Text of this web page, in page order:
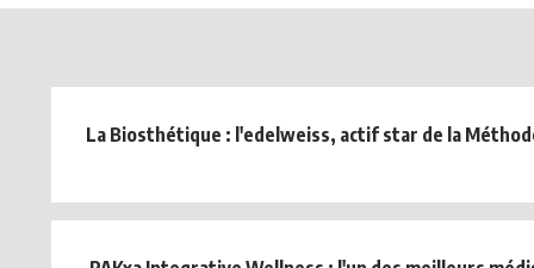
La Biosthétique : l'edelweiss, actif star de la